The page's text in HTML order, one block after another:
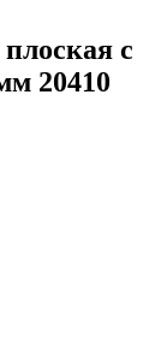
с
20410